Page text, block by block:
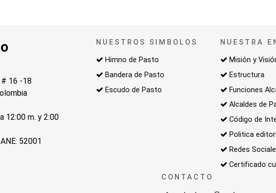
# 16 -18
12:00 m. y 2:00
52001
NUESTROS SIMBOLOS
Himno de Pasto
Bandera de Pasto
Escudo de Pasto
NUESTRA
Misión y
Estructura
Funciones
Alcaldes de
Código de
Politica
Redes
Certificado
CONTACTO